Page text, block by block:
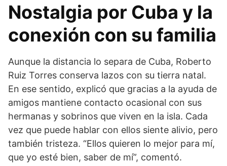
Nostalgia por Cuba y la
conexión con su familia
Aunque la distancia lo separa de Cuba, Roberto
Ruiz Torres conserva lazos con su tierra natal.
En ese sentido, explicó que gracias a la ayuda de
amigos mantiene contacto ocasional con sus
hermanas y sobrinos que viven en la isla. Cada
vez que puede hablar con ellos siente alivio, pero
también tristeza. “Ellos quieren lo mejor para mí,
que yo esté bien, saber de mí”, comentó.